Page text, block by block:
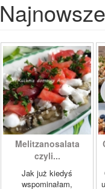
Melitzanosalata
czyli...
Jak już kiedyś
wspominałam,